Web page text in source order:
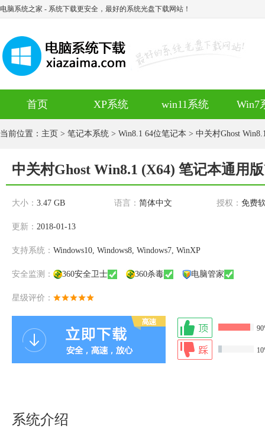
电脑系统之家 - 系统下载更安全，最好的系统光盘下载网站！
首页 XP系统 win11系统 Win7
当前位置： 主页 > 笔记本系统 > Win8.1 64位笔记本 > 中关村Ghost
中关村Ghost Win8.1 (X64) 笔记本通用
大小： 3.47 GB 语言： 简体中文 授权： 免费
更新： 2018-01-13
支持系统： Windows10, Windows8, Windows7, WinXP
安全监测： 360安全卫士 360杀毒 电脑管家
星级评价：
系统介绍